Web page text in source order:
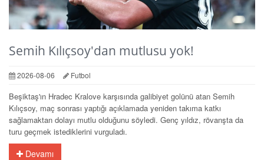
Semih Kılıçsoy'dan mutlusu yok!
2026-08-06 Futbol
Beşiktaş'ın Hradec Kralove karşısında galibiyet golünü atan Semih
Kılıçsoy, maç sonrası yaptığı açıklamada yeniden takıma katkı
sağlamaktan dolayı mutlu olduğunu söyledi. Genç yıldız, rövanşta da
turu geçmek istediklerini vurguladı.
Devamı